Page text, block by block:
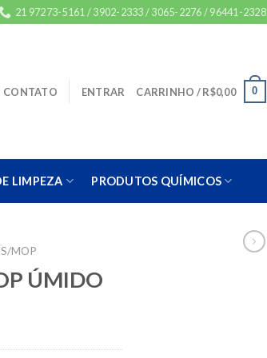
21 97273-5161 / 3902-2333 / 3065-2276 / 96441-2328
CONTATO ENTRAR CARRINHO /R$0,00 0
LIMPEZA PRODUTOS QUÍMICOS
MOP
ÚMIDO